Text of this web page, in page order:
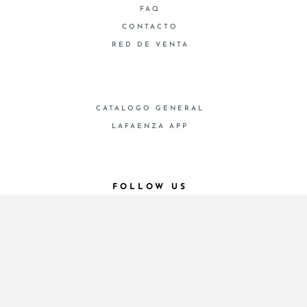
FAQ
CONTACTO
RED DE VENTA
CATALOGO GENERAL
LAFAENZA APP
FOLLOW US